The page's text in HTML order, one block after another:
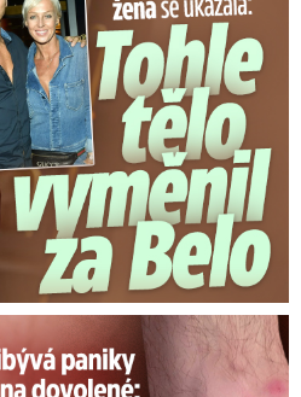
v hotelu poštípaly štěnice!